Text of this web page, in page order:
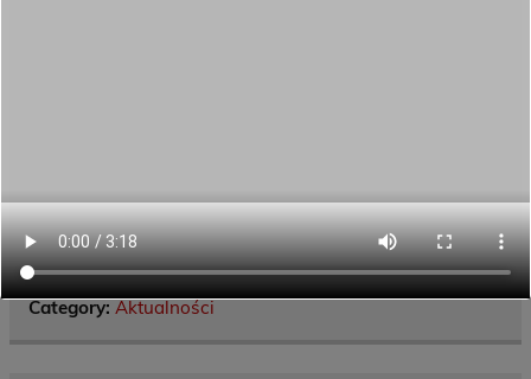
https://www.facebook.com/ckiwolesnica/posts/pfbid0
2TgqsKMmiZtTL1EAjXhzd9TjQUiLXLsWXLKWU3JLd
CZ6aeBfMkXUebPsTNRtdPSN4l
Category:Aktualności